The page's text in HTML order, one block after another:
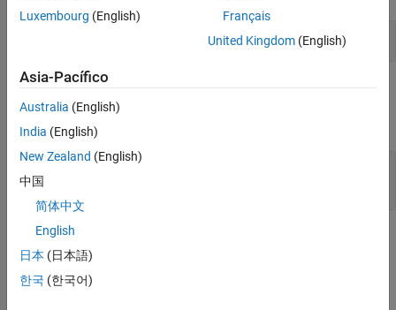
Recopilar datos de métricas
Funciones
expandir todo
Recopilar datos de métricas sobre artefactos
Temas
Diseño de modelo
Luxembourg (English)
Français
United Kingdom(English)
Asia-Pacífico
Australia (English)
India (English)
New Zealand (English)
中国
简体中文
English
日本 (日本語)
한국 (한국어)